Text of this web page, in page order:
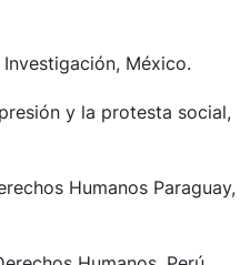
México.
y la protesta social,
Humanos Paraguay,